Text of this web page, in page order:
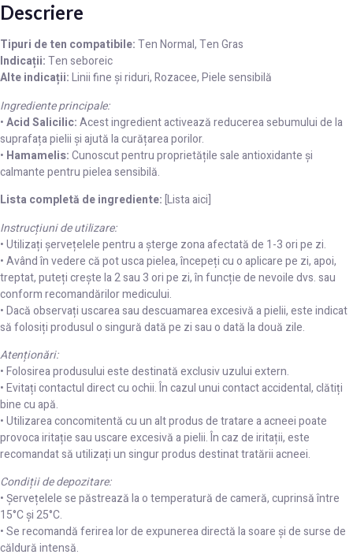
Descriere
Tipuri de ten compatibile:Ten Normal, Ten Gras
Indicații:Ten seboreic
Alte indicații:Linii fine și riduri, Rozacee, Piele sensibilă
Ingrediente principale:
•Acid Salicilic:Acest ingredient activează reducerea sebumului de la
suprafața pielii și ajută la curățarea porilor.
• Hamamelis:Cunoscut pentru proprietățile sale antioxidante și
calmante pentru pielea sensibilă.
Lista completă de ingrediente: [Lista aici]
Instrucțiuni de utilizare:
• Utilizați șervețelele pentru a șterge zona afectată de 1-3 ori pe zi.
• Având în vedere că pot usca pielea, începeți cu o aplicare pe zi, apoi,
treptat, puteți crește la 2 sau 3 ori pe zi, în funcție de nevoile dvs. sau
conform recomandărilor medicului.
• Dacă observați uscarea sau descuamarea excesivă a pielii, este indicat
să folosiți produsul o singură dată pe zi sau o dată la două zile.
Atenționări:
• Folosirea produsului este destinată exclusiv uzului extern.
• Evitați contactul direct cu ochii. În cazul unui contact accidental, clătiți
bine cu apă.
• Utilizarea concomitentă cu un alt produs de tratare a acneei poate
provoca iritație sau uscare excesivă a pielii. În caz de iritații, este
recomandat să utilizați un singur produs destinat tratării acneei.
Condiții de depozitare:
• Șervețelele se păstrează la o temperatură de cameră, cuprinsă între
15°C și 25°C.
• Se recomandă ferirea lor de expunerea directă la soare și de surse de
căldură intensă.